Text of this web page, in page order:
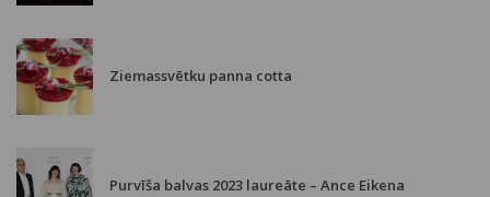
Ziemassvētku panna cotta
Purvīša balvas 2023 laureāte – Ance Eikena